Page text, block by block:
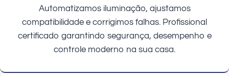
Automatizamos iluminação, ajustamos
compatibilidade e corrigimos falhas. Profissional
certificado garantindo segurança, desempenho e
controle moderno na sua casa.